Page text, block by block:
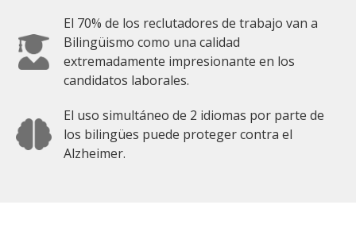
El 70% de los reclutadores de trabajo van a
Bilingüismo como una calidad
extremadamente impresionante en los
candidatos laborales.
El uso simultáneo de 2 idiomas por parte de
los bilingües puede proteger contra el
Alzheimer.